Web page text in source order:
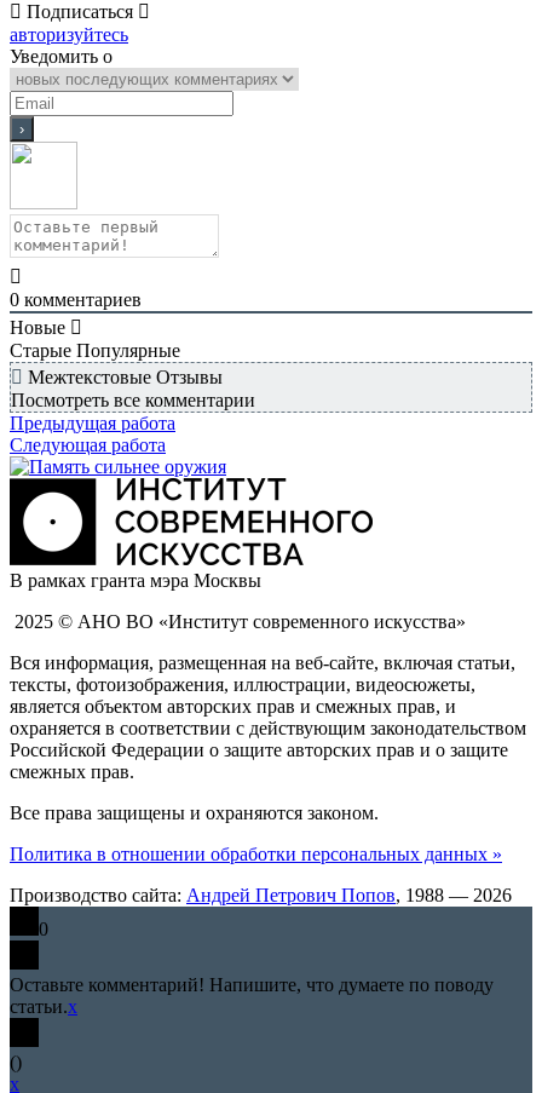
Подписаться
авторизуйтесь
Уведомить о
0 комментариев
Новые
Старые Популярные
Межтекстовые Отзывы
Посмотреть все комментарии
Предыдущая работа
Следующая работа
В рамках гранта мэра Москвы
2025 © АНО ВО «Институт современного искусства»
Вся информация, размещенная на веб-сайте, включая статьи,
тексты, фотоизображения, иллюстрации, видеосюжеты,
является объектом авторских прав и смежных прав, и
охраняется в соответствии с действующим законодательством
Российской Федерации о защите авторских прав и о защите
смежных прав.
Все права защищены и охраняются законом.
Политика в отношении обработки персональных данных »
Производство сайта: Андрей Петрович Попов, 1988 — 2026
0
Оставьте комментарий! Напишите, что думаете по поводу
статьи.x
()
x